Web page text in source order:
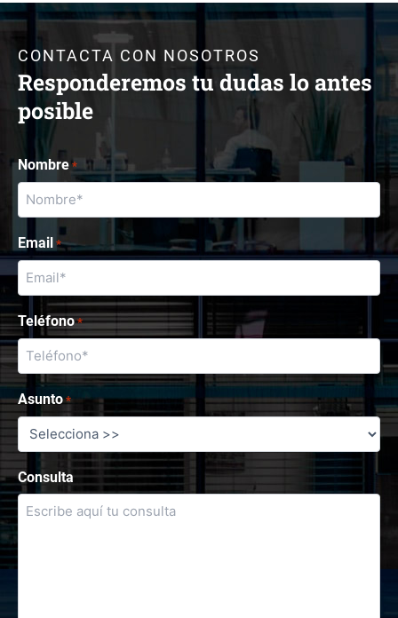
CONTACTA CON NOSOTROS
Responderemos tu dudas lo antes
posible
Nombre *
Email *
Teléfono *
Asunto *
Consulta